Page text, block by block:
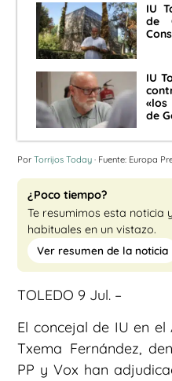
IU
de
IU
«los
de
Por Torrijos Today · Fuente: Europa
¿Poco tiempo?
Te resumimos esta noticia
habituales en un vistazo.
Ver resumen de la noticia
TOLEDO 9 Jul. –
El concejal de IU en
Txema Fernández,
PP y Vox han